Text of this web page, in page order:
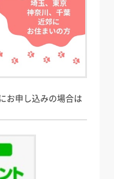
お申し込みの場合は